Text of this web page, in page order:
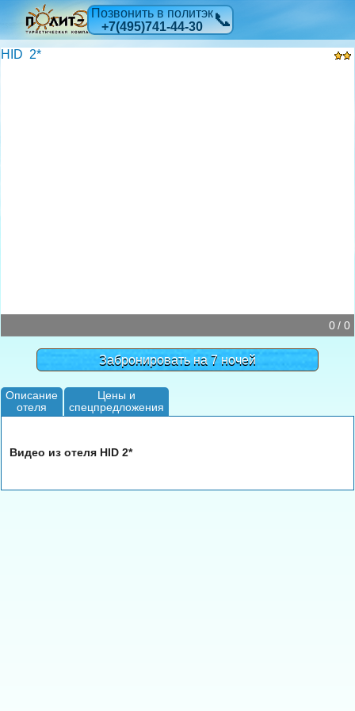
Позвонить в политэк
+7(495)741-44-30
📞
HID 2*
0 / 0
Забронировать на 7 ночей
Описание
отеля
Цены и
спецпредложения
Видео из отеля HID 2*